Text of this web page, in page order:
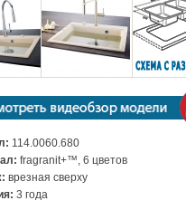
114.0060.680
fragranit+™, 6 цветов
врезная сверху
3 года